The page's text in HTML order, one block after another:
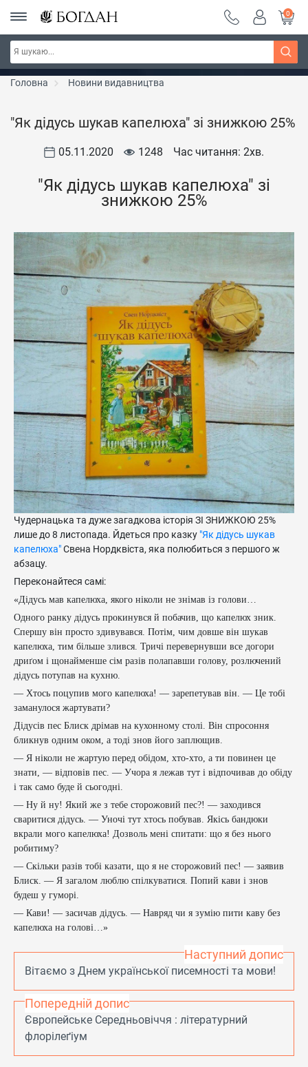
РОЗПРОДАЖ ~ 150 грн ~ 200 грн ~ 250 грн ~
300 грн ~ РОЗПРОДАЖ
Дізнатись більше
0
Головна Новини видавництва
"Як дідусь шукав капелюха" зі знижкою 25%
05.11.2020 1248 Час читання: 2хв.
"Як дідусь шукав капелюха" зі
знижкою 25%
Чудернацька та дуже загадкова історія ЗІ ЗНИЖКОЮ 25%
лише до 8 листопада. Йдеться про казку "Як дідусь шукав
капелюха"Свена Нордквіста, яка полюбиться з першого ж
абзацу.
Переконайтеся самі:
«Дідусь мав капелюха, якого ніколи не знімав із голови…
Одного ранку дідусь прокинувся й побачив, що капелюх зник.
Спершу він просто здивувався. Потім, чим довше він шукав
капелюха, тим більше злився. Тричі перевернувши все догори
дриґом і щонайменше сім разів полапавши голову, розлючений
дідусь потупав на кухню.
— Хтось поцупив мого капелюха! — зарепетував він. — Це тобі
заманулося жартувати?
Дідусів пес Блиск дрімав на кухонному столі. Він спросоння
бликнув одним оком, а тоді знов його заплющив.
— Я ніколи не жартую перед обідом, хто-хто, а ти повинен це
знати, — відповів пес. — Учора я лежав тут і відпочивав до обіду
і так само буде й сьогодні.
— Ну й ну! Який же з тебе сторожовий пес?! — заходився
сваритися дідусь. — Уночі тут хтось побував. Якісь бандюки
вкрали мого капелюха! Дозволь мені спитати: що я без нього
робитиму?
— Скільки разів тобі казати, що я не сторожовий пес! — заявив
Блиск. — Я загалом люблю спілкуватися. Попий кави і знов
будеш у гуморі.
— Кави! — засичав дідусь. — Навряд чи я зумію пити каву без
капелюха на голові…»
Наступний допис
Вітаємо з Днем української писемності та мови!
Попередній допис
Європейське Середньовіччя : літературний
флорілеґіум